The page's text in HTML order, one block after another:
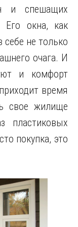
и спешащих
окна, как
себе не только
очага. И
и комфорт
время
свое жилище
пластиковых
покупка, это